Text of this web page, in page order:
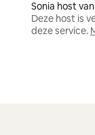
Sonia host
Deze host is
deze service.